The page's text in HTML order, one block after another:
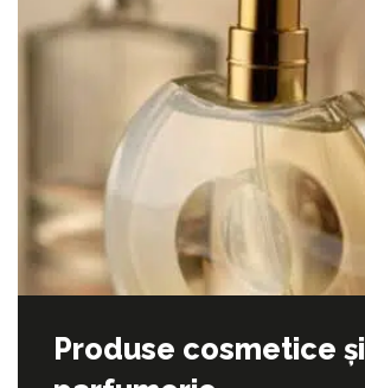
Produse cosmetice și